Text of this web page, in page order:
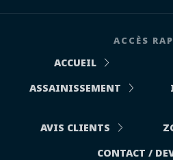
ACCÈS
ACCUEIL
ASSAINISSEMENT
AVIS CLIENTS
CONTACT /